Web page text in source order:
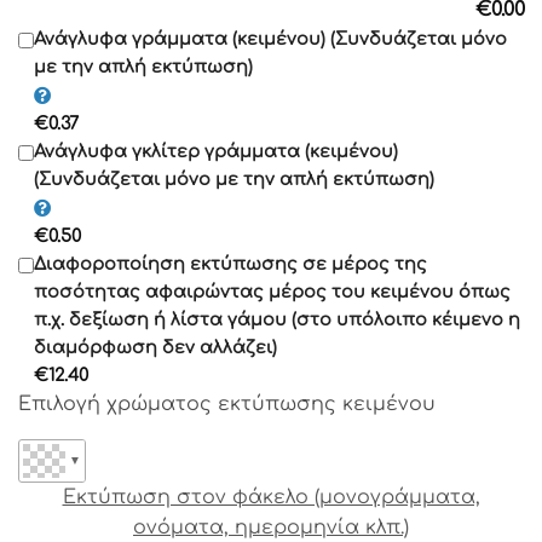
Γραμματοσειρά 11
Γραμματοσειρά 12
Γραμματοσειρά 13
Γραμματοσειρά 14
Γραμματοσειρά 15
Γραμματοσειρά 16
Γραμματοσειρά 17
Γραμματοσειρά 18
Γραμματοσειρά 19
€0.00
Ανάγλυφα γράμματα (κειμένου) (Συνδυάζεται μόνο
με την απλή εκτύπωση)
€0.37
Ανάγλυφα γκλίτερ γράμματα (κειμένου)
(Συνδυάζεται μόνο με την απλή εκτύπωση)
€0.50
Διαφοροποίηση εκτύπωσης σε μέρος της
ποσότητας αφαιρώντας μέρος του κειμένου όπως
π.χ. δεξίωση ή λίστα γάμου (στο υπόλοιπο κέιμενο η
διαμόρφωση δεν αλλάζει)
€12.40
Επιλογή χρώματος εκτύπωσης κειμένου
▼
Εκτύπωση στον φάκελο (μονογράμματα,
ονόματα, ημερομηνία κλπ.)